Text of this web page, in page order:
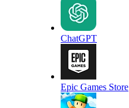
ChatGPT
Epic Games Store